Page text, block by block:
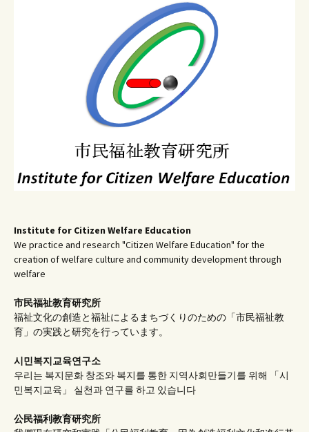
Institute for Citizen Welfare Education
We practice and research "Citizen Welfare Education" for the
creation of welfare culture and community development through
welfare
市民福祉教育研究所
福祉文化の創造と福祉によるまちづくりのための「市民福祉教
育」の実践と研究を行っています。
시민복지교육연구소
우리는 복지문화 창조와 복지를 통한 지역사회만들기를 위해 「시
민복지교육」 실천과 연구를 하고 있습니다
公民福利教育研究所